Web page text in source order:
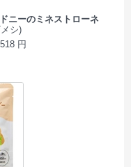
ニーのミネストローネ
シ)
円